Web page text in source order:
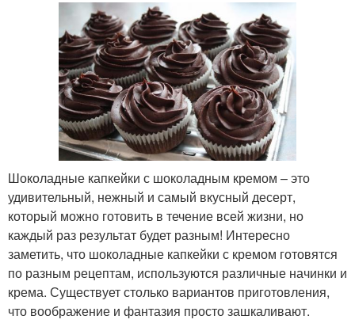
Шоколадные капкейки с шоколадным кремом – это
удивительный, нежный и самый вкусный десерт,
который можно готовить в течение всей жизни, но
каждый раз результат будет разным! Интересно
заметить, что шоколадные капкейки с кремом готовятся
по разным рецептам, используются различные начинки и
крема. Существует столько вариантов приготовления,
что воображение и фантазия просто зашкаливают.